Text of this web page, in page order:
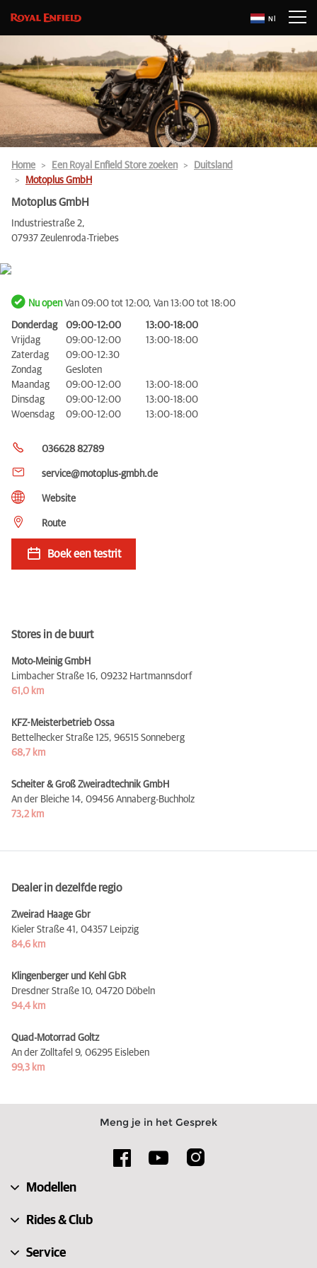
Nl
Home Een Royal Enfield Store zoeken
Duitsland
Motoplus GmbH
Motoplus GmbH
Industriestraße 2,
07937 Zeulenroda-Triebes
Nu openVan 09:00 tot 12:00, Van 13:00 tot 18:00
Donderdag 09:00-12:00
13:00-18:00
Vrijdag
09:00-12:00
13:00-18:00
Zaterdag
09:00-12:30
Zondag
Gesloten
Maandag
09:00-12:00
13:00-18:00
Dinsdag
09:00-12:00
13:00-18:00
Woensdag
09:00-12:00 13:00-18:00
036628 82789
service@motoplus-gmbh.de
Website
Route
Boek een testrit
Stores in de buurt
Moto-Meinig GmbH
Limbacher Straße 16, 09232 Hartmannsdorf
61,0 km
KFZ-Meisterbetrieb Ossa
Bettelhecker Straße 125, 96515 Sonneberg
68,7 km
Scheiter & Groß Zweiradtechnik GmbH
An der Bleiche 14, 09456 Annaberg-Buchholz
73,2 km
Dealer in dezelfde regio
Zweirad Haage Gbr
Kieler Straße 41, 04357 Leipzig
84,6 km
Klingenberger und Kehl GbR
Dresdner Straße 10, 04720 Döbeln
94,4 km
Quad-Motorrad Goltz
An der Zolltafel 9, 06295 Eisleben
99,3 km
Meng je in het Gesprek
Modellen
Rides & Club
Service